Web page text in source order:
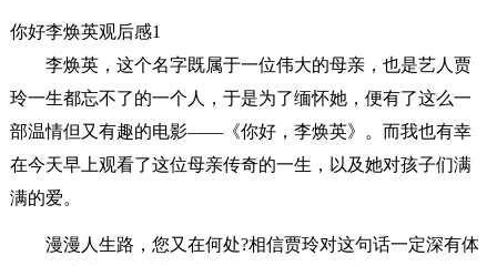
你好李焕英观后感1
李焕英，这个名字既属于一位伟大的母亲，也是艺人贾
玲一生都忘不了的一个人，于是为了缅怀她，便有了这么一
部温情但又有趣的电影——《你好，李焕英》。而我也有幸
在今天早上观看了这位母亲传奇的一生，以及她对孩子们满
满的爱。
漫漫人生路，您又在何处?相信贾玲对这句话一定深有体